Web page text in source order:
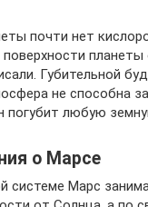
почти нет
планеты
Губительной
не способна
погубит любую
о Марсе
системе Марс